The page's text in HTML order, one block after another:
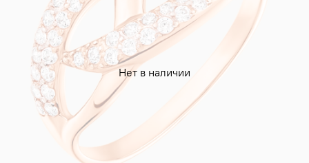
Нет в наличии